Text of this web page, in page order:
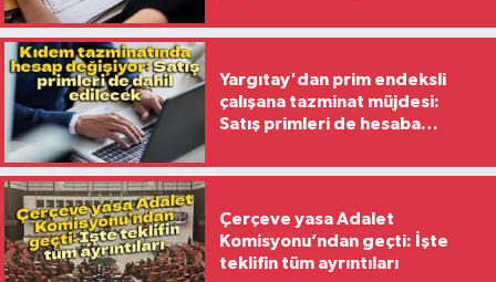
Yargıtay'dan prim endeksli
çalışana tazminat müjdesi:
Satış primleri de hesaba
Çerçeve yasa Adalet
Komisyonu’ndan geçti: İşte
teklifin tüm ayrıntıları